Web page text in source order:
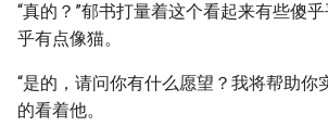
“真的？”郁书打量着这个看起来有些傻
乎有点像猫。
“是的，请问你有什么愿望？我将帮助你
的看着他。